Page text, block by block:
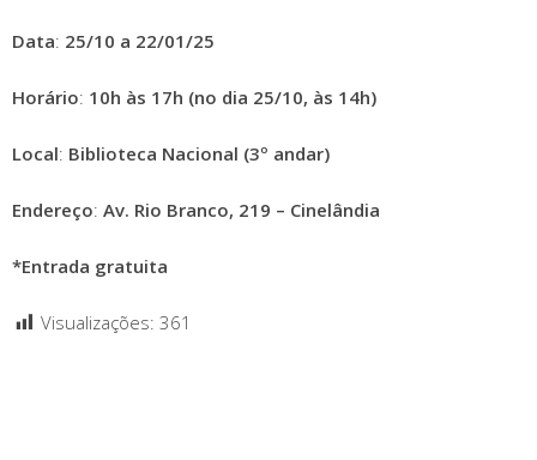
Data: 25/10 a 22/01/25
Horário: 10h às 17h (no dia 25/10, às 14h)
Local: Biblioteca Nacional (3º andar)
Endereço: Av. Rio Branco, 219 – Cinelândia
*Entrada gratuita
Visualizações: 361